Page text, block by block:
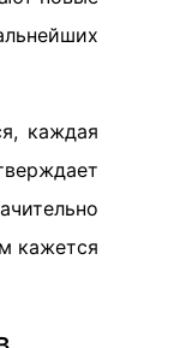
каждая
кажется